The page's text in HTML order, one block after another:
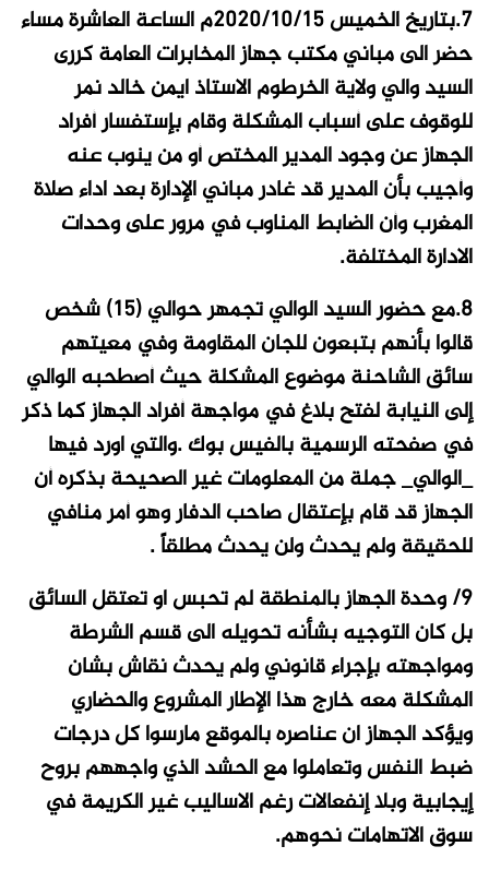
7.بتاريخ الخميس 2020/10/15م الساعة العاشرة مساء
حضر الى مباني مكتب جهاز المخابرات العامة كررى
السيد والي ولاية الخرطوم الاستاذ ايمن خالد نمر
للوقوف على أسباب المشكلة وقام بإستفسار أفراد
الجهاز عن وجود المدير المختص أو من ينوب عنه
وأجيب بأن المدير قد غادر مباني الإدارة بعد اداء صلاة
المغرب وأن الضابط المناوب في مرور على وحدات
الادارة المختلفة.
8.مع حضور السيد الوالي تجمهر حوالي (15) شخص
قالوا بأنهم بتبعون للجان المقاومة وفي معيتهم
سائق الشاحنة موضوع المشكلة حيث أصطحبه الوالي
إلى النيابة لفتح بلاغ في مواجهة أفراد الجهاز كما ذكر
في صفحته الرسمية بالفيس بوك .والتي اورد فيها
_الوالي_ جملة من المعلومات غير الصحيحة بذكره أن
الجهاز قد قام بإعتقال صاحب الدفار وهو أمر منافي
للحقيقة ولم يحدث ولن يحدث مطلقاً .
9/ وحدة الجهاز بالمنطقة لم تحبس او تعتقل السائق
بل كان التوجيه بشأنه تحويله الى قسم الشرطة
ومواجهته بإجراء قانوني ولم يحدث نقاش بشان
المشكلة معه خارج هذا الإطار المشروع والحضاري
ويؤكد الجهاز ان عناصره بالموقع مارسوا كل درجات
ضبط النفس وتعاملوا مع الحشد الذي واجههم بروح
إيجابية وبلا إنفعالات رغم الاساليب غير الكريمة في
سوق الاتهامات نحوهم.